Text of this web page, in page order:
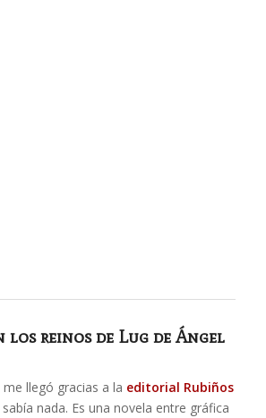
los reinos de Lugde Ángel
llegó gracias a la editorial Rubiños
nada. Es una novela entre gráfica